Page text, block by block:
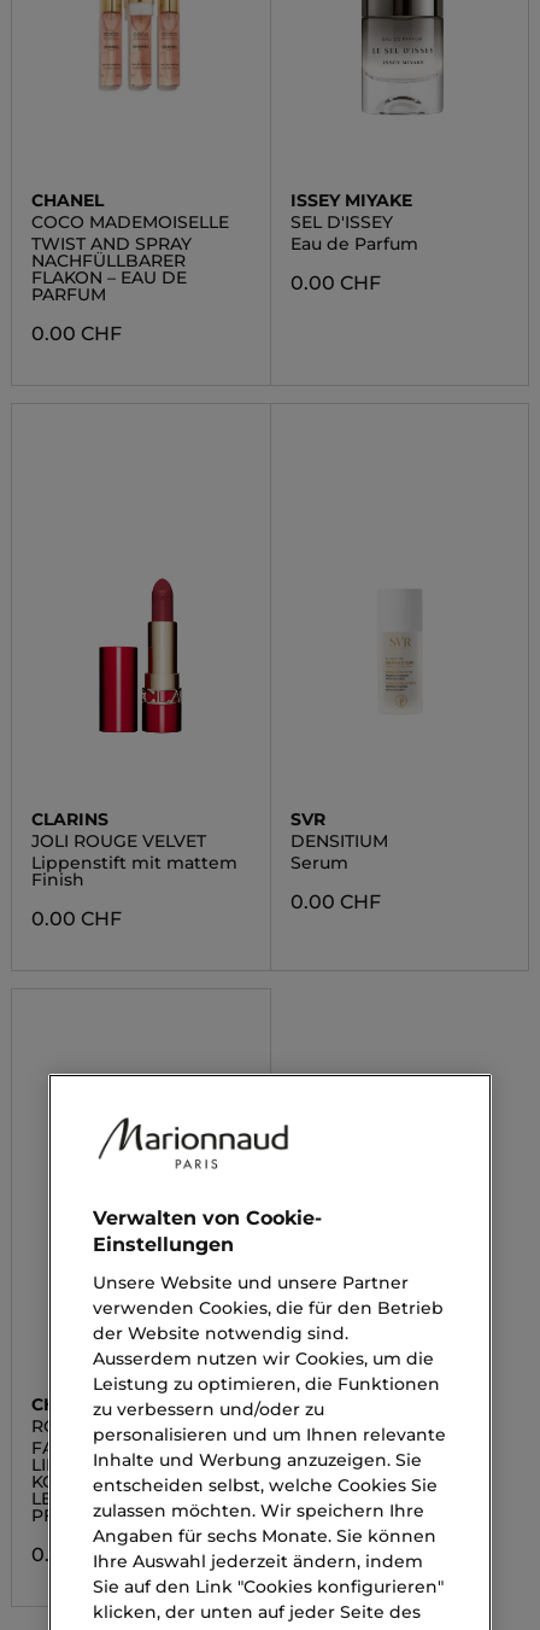
CHANEL
COCO MADEMOISELLE
TWIST AND SPRAY
NACHFÜLLBARER
FLAKON – EAU DE
PARFUM
0.00 CHF
ISSEY MIYAKE
SEL D'ISSEY
Eau de Parfum
0.00 CHF
CLARINS
JOLI ROUGE VELVET
Lippenstift mit mattem
Finish
0.00 CHF
SVR
DENSITIUM
Serum
0.00 CHF
CHANEL
ROUGE ALLURE
L'EXTRAIT
FARBINTENSIVER
LIPPENSTIFT
KONZENTRIERTE
LEUCHTKRAFT UND
PFLEGE. NACHFÜLLBAR
0.00 CHF
Verwalten von Cookie-
Einstellungen
Unsere Website und unsere Partner
verwenden Cookies, die für den Betrieb
der Website notwendig sind.
Ausserdem nutzen wir Cookies, um die
Leistung zu optimieren, die Funktionen
zu verbessern und/oder zu
personalisieren und um Ihnen relevante
Inhalte und Werbung anzuzeigen. Sie
entscheiden selbst, welche Cookies Sie
zulassen möchten. Wir speichern Ihre
Angaben für sechs Monate. Sie können
Ihre Auswahl jederzeit ändern, indem
Sie auf den Link "Cookies konfigurieren"
klicken, der unten auf jeder Seite des